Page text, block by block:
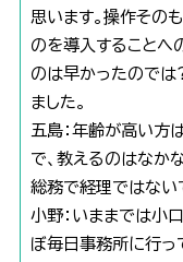
思います。操作その
のを導入することへ
のは早かったのでは
ました。
五島：年齢が高い方
で、教えるのはなか
総務で経理ではない
小野：いままでは小
ぼ毎日事務所に行っ